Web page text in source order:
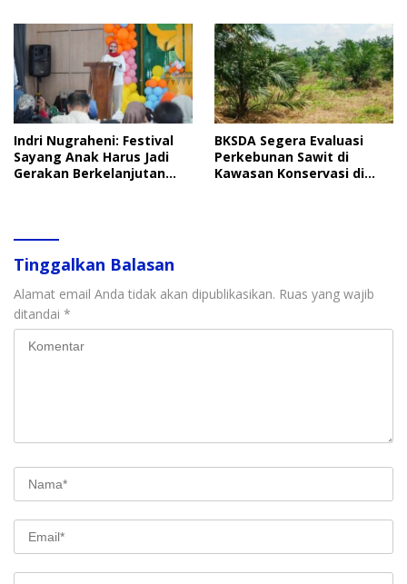
Indri Nugraheni: Festival
Sayang Anak Harus Jadi
Gerakan Berkelanjutan
BKSDA Segera Evaluasi
Perkebunan Sawit di
Kawasan Konservasi di
Tinggalkan Balasan
Alamat email Anda tidak akan dipublikasikan. Ruas yang wajib
ditandai *